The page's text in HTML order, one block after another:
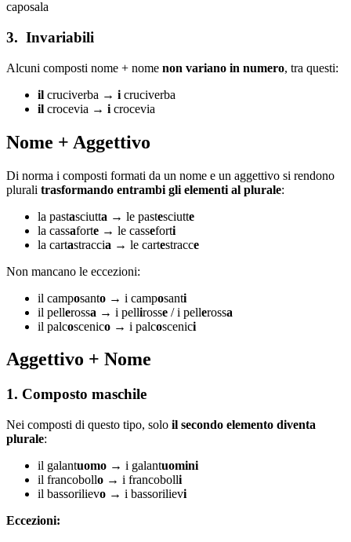
caposala
3. Invariabili
Alcuni composti nome + nome non variano in numero, tra questi:
il cruciverba → i cruciverba
il crocevia → i crocevia
Nome + Aggettivo
Di norma i composti formati da un nome e un aggettivo si rendono
plurali trasformando entrambi gli elementi al plurale:
la pastasciutta → le pastesciutte
la cassaforte → le casseforti
la cartastraccia → le cartestracce
Non mancano le eccezioni:
il camposanto → i camposanti
il pellerossa → i pellirosse / i pellerossa
il palcoscenico → i palcoscenici
Aggettivo + Nome
1. Composto maschile
Nei composti di questo tipo, solo il secondo elemento diventa
plurale:
il galantuomo → i galantuomini
il francobollo → i francobolli
il bassorilievo → i bassorilievi
Eccezioni: